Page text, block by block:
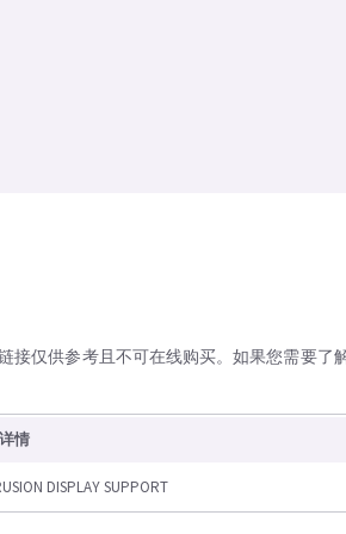
接仅供参考且不可在线购买。如果您需要了
情
DISPLAY SUPPORT